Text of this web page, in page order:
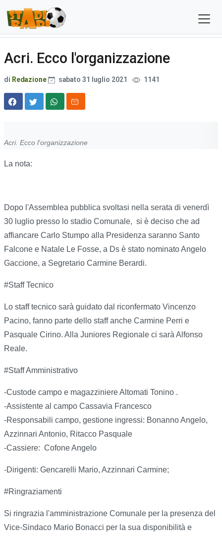
Acri. Ecco l'organizzazione
di Redazione sabato 31 luglio 2021 1141
Acri. Ecco l'organizzazione
La nota:
Dopo l'Assemblea pubblica svoltasi nella serata di venerdì
30 luglio presso lo stadio Comunale, si è deciso che ad
affiancare Carlo Stumpo alla Presidenza saranno Santo
Falcone e Natale Le Fosse, a Ds è stato nominato Angelo
Gaccione, a Segretario Carmine Berardi.
#Staff Tecnico
Lo staff tecnico sarà guidato dal riconfermato Vincenzo
Pacino, fanno parte dello staff anche Carmine Perri e
Pasquale Cirino. Alla Juniores Regionale ci sarà Alfonso
Reale.
#Staff Amministrativo
-Custode campo e magazziniere Altomati Tonino .
-Assistente al campo Cassavia Francesco
-Responsabili campo, gestione ingressi: Bonanno Angelo,
Azzinnari Antonio, Ritacco Pasquale
-Cassiere: Cofone Angelo
-Dirigenti: Gencarelli Mario, Azzinnari Carmine;
#Ringraziamenti
Si ringrazia l'amministrazione Comunale per la presenza del
Vice-Sindaco Mario Bonacci per la sua disponibilità e